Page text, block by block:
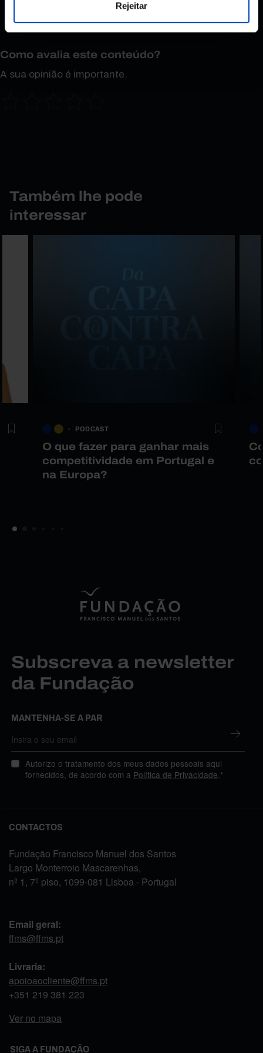
Rejeitar
Como avalia este conteúdo?
A sua opinião é importante.
Também lhe pode
interessar
PODCAST
O que fazer para ganhar mais
competitividade em Portugal e
na Europa?
Subscreva a newsletter
da Fundação
MANTENHA-SE A PAR
Autorizo o tratamento dos meus dados pessoais aqui
fornecidos, de acordo com a Política de Privacidade.*
CONTACTOS
Fundação Francisco Manuel dos Santos
Largo Monterroio Mascarenhas,
nº 1, 7º piso, 1099-081 Lisboa - Portugal
Email geral:
ffms@ffms.pt
Livraria:
apoioaocliente@ffms.pt
+351 219 381 223
Ver no mapa
SIGA A FUNDAÇÃO